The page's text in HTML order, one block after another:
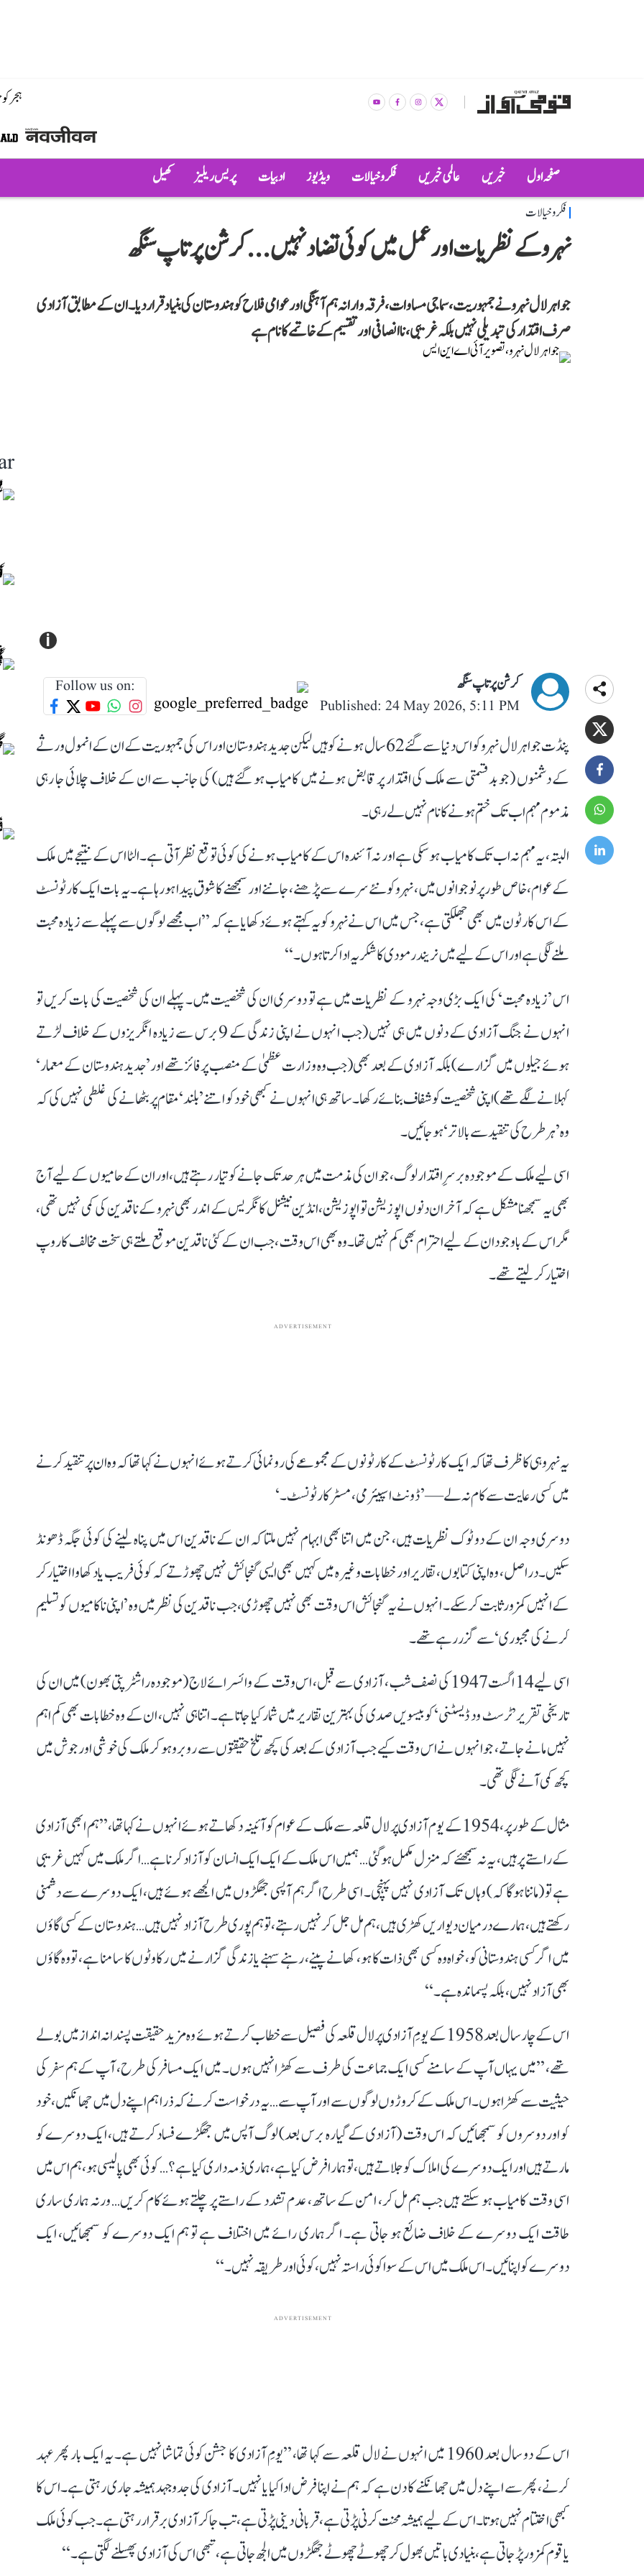
ہجر
صفحہ اول خبریں عالمی خبریں فکر و خیالات ویڈیوز ادبیات پریس ریلیز کھیل
فکر و خیالات
نہرو کے نظریات اور عمل میں کوئی تضاد نہیں...کرشن پرتاپ سنگھ
جواہر لال نہرو نے جمہوریت، سماجی مساوات، فرقہ وارانہ ہم آہنگی اور عوامی فلاح کو ہندوستان کی بنیاد قرار دیا۔ ان کے مطابق آزادی
صرف اقتدار کی تبدیلی نہیں بلکہ غریبی،ناانصافی اور تقسیم کے خاتمے کا نام ہے
i
کرشن پرتاپ سنگھ
Published: 24 May 2026, 5:11 PM
Follow us on:
پنڈت جواہر لال نہرو کو اس دنیا سے گئے 62 سال ہونے کو ہیں لیکن جدید ہندوستان اور اس کی جمہوریت کے ان کے انمول ورثے
کے دشمنوں (جو بدقسمتی سے ملک کی اقتدار پر قابض ہونے میں کامیاب ہو گئے ہیں) کی جانب سے ان کے خلاف چلائی جا رہی
مذموم مہم اب تک ختم ہونے کا نام نہیں لے رہی۔
البتہ، یہ مہم نہ اب تک کامیاب ہو سکی ہے اور نہ آئندہ اس کے کامیاب ہونے کی کوئی توقع نظر آتی ہے۔ الٹا اس کے نتیجے میں ملک
کے عوام، خاص طور پر نوجوانوں میں، نہرو کو نئے سرے سے پڑھنے، جاننے اور سمجھنے کا شوق پیدا ہو رہا ہے۔ یہ بات ایک کارٹونسٹ
کے اس کارٹون میں بھی جھلکتی ہے، جس میں اس نے نہرو کو یہ کہتے ہوئے دکھایا ہے کہ ’’اب مجھے لوگوں سے پہلے سے زیادہ محبت
ملنے لگی ہے اور اس کے لیے میں نریندر مودی کا شکریہ ادا کرتا ہوں۔‘‘
اس ’زیادہ محبت‘ کی ایک بڑی وجہ نہرو کے نظریات میں ہے تو دوسری ان کی شخصیت میں۔ پہلے ان کی شخصیت کی بات کریں تو
انہوں نے جنگ آزادی کے دنوں میں ہی نہیں (جب انہوں نے اپنی زندگی کے 9 برس سے زیادہ انگریزوں کے خلاف لڑتے
ہوئے جیلوں میں گزارے) بلکہ آزادی کے بعد بھی (جب وہ وزارت عظمیٰ کے منصب پر فائز تھے اور ’جدید ہندوستان کے معمار‘
کہلانے لگے تھے) اپنی شخصیت کو شفاف بنائے رکھا۔ ساتھ ہی انہوں نے کبھی خود کو اتنے ’بلند‘ مقام پر بٹھانے کی غلطی نہیں کی کہ
وہ ’ہر طرح کی تنقید سے بالاتر‘ ہو جائیں۔
اسی لیے ملک کے موجودہ برسرِ اقتدار لوگ، جو ان کی مذمت میں ہر حد تک جانے کو تیار رہتے ہیں، اور ان کے حامیوں کے لیے آج
بھی یہ سمجھنا مشکل ہے کہ آخر ان دنوں اپوزیشن تو اپوزیشن، انڈین نیشنل کانگریس کے اندر بھی نہرو کے ناقدین کی کمی نہیں تھی،
مگر اس کے باوجود ان کے لیے احترام بھی کم نہیں تھا۔ وہ بھی اس وقت، جب ان کے کئی ناقدین موقع ملتے ہی سخت مخالف کا روپ
اختیار کر لیتے تھے۔
ADVERTISEMENT
یہ نہرو ہی کا ظرف تھا کہ ایک کارٹونسٹ کے کارٹونوں کے مجموعے کی رونمائی کرتے ہوئے انہوں نے کہا تھا کہ وہ ان پر تنقید کرنے
میں کسی رعایت سے کام نہ لے — ’ڈونٹ اسپیئر می، مسٹر کارٹونسٹ۔‘
دوسری وجہ ان کے دو ٹوک نظریات ہیں، جن میں اتنا بھی ابہام نہیں ملتا کہ ان کے ناقدین اس میں پناہ لینے کی کوئی جگہ ڈھونڈ
سکیں۔ دراصل، وہ اپنی کتابوں، تقاریر اور خطابات وغیرہ میں کہیں بھی ایسی گنجائش نہیں چھوڑتے کہ کوئی فریب یا دکھاوا اختیار کر
کے انہیں کمزور ثابت کر سکے۔ انہوں نے یہ گنجائش اس وقت بھی نہیں چھوڑی، جب ناقدین کی نظر میں وہ ’اپنی ناکامیوں کو تسلیم
کرنے کی مجبوری‘ سے گزر رہے تھے۔
اسی لیے 14 اگست 1947 کی نصف شب، آزادی سے قبل، اس وقت کے وائسرائے لاج (موجودہ راشٹرپتی بھون) میں ان کی
تاریخی تقریر ’ٹرسٹ ود ڈیسٹنی‘ کو بیسویں صدی کی بہترین تقاریر میں شمار کیا جاتا ہے۔ اتنا ہی نہیں، ان کے وہ خطابات بھی کم اہم
نہیں مانے جاتے، جو انہوں نے اس وقت کیے جب آزادی کے بعد کی کچھ تلخ حقیقتوں سے روبرو ہو کر ملک کی خوشی اور جوش میں
کچھ کمی آنے لگی تھی۔
مثال کے طور پر، 1954 کے یوم آزادی پر لال قلعہ سے ملک کے عوام کو آئینہ دکھاتے ہوئے انہوں نے کہا تھا، ’’ہم ابھی آزادی
کے راستے پر ہیں، یہ نہ سمجھئے کہ منزل مکمل ہو گئی… ہمیں اس ملک کے ایک ایک انسان کو آزاد کرنا ہے… اگر ملک میں کہیں غریبی
ہے تو (ماننا ہوگا کہ) وہاں تک آزادی نہیں پہنچی۔ اسی طرح اگر ہم آپسی جھگڑوں میں الجھے ہوئے ہیں، ایک دوسرے سے دشمنی
رکھتے ہیں، ہمارے درمیان دیواریں کھڑی ہیں، ہم مل جل کر نہیں رہتے، تو ہم پوری طرح آزاد نہیں ہیں… ہندوستان کے کسی گاؤں
میں اگر کسی ہندوستانی کو، خواہ وہ کسی بھی ذات کا ہو، کھانے پینے، رہنے سہنے یا زندگی گزارنے میں رکاوٹوں کا سامنا ہے، تو وہ گاؤں
بھی آزاد نہیں، بلکہ پسماندہ ہے۔‘‘
اس کے چار سال بعد 1958 کے یومِ آزادی پر لال قلعہ کی فصیل سے خطاب کرتے ہوئے وہ مزید حقیقت پسندانہ انداز میں بولے
تھے، ’’میں یہاں آپ کے سامنے کسی ایک جماعت کی طرف سے کھڑا نہیں ہوں۔ میں ایک مسافر کی طرح، آپ کے ہم سفر کی
حیثیت سے کھڑا ہوں۔ اس ملک کے کروڑوں لوگوں سے اور آپ سے… یہ درخواست کرنے کہ ذرا ہم اپنے دل میں جھانکیں، خود
کو اور دوسروں کو سمجھائیں کہ اس وقت (آزادی کے گیارہ برس بعد) لوگ آپس میں جھگڑے فساد کرتے ہیں، ایک دوسرے کو
مارتے ہیں اور ایک دوسرے کی املاک کو جلاتے ہیں، تو ہمارا فرض کیا ہے، ہماری ذمہ داری کیا ہے؟… کوئی بھی پالیسی ہو، ہم اس میں
اسی وقت کامیاب ہو سکتے ہیں جب ہم مل کر، امن کے ساتھ، عدم تشدد کے راستے پر چلتے ہوئے کام کریں… ورنہ ہماری ساری
طاقت ایک دوسرے کے خلاف ضائع ہو جاتی ہے۔ اگر ہماری رائے میں اختلاف ہے تو ہم ایک دوسرے کو سمجھائیں، ایک
دوسرے کو اپنائیں۔ اس ملک میں اس کے سوا کوئی راستہ نہیں، کوئی اور طریقہ نہیں۔‘‘
ADVERTISEMENT
اس کے دو سال بعد 1960 میں انہوں نے لال قلعہ سے کہا تھا، ’’یومِ آزادی کا جشن کوئی تماشا نہیں ہے۔ یہ ایک بار پھر عہد
کرنے، پھر سے اپنے دل میں جھانکنے کا دن ہے کہ ہم نے اپنا فرض ادا کیا یا نہیں۔ آزادی کی جدوجہد ہمیشہ جاری رہتی ہے۔ اس کا
کبھی اختتام نہیں ہوتا۔ اس کے لیے ہمیشہ محنت کرنی پڑتی ہے، قربانی دینی پڑتی ہے، تب جا کر آزادی برقرار رہتی ہے۔ جب کوئی ملک
یا قوم کمزور پڑ جاتی ہے، بنیادی باتیں بھول کر چھوٹے چھوٹے جھگڑوں میں الجھ جاتی ہے، تبھی اس کی آزادی پھسلنے لگتی ہے۔‘‘